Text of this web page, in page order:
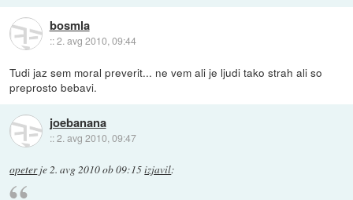
bosmla
::2. avg 2010, 09:44
Tudi jaz sem moral preverit... ne vem ali je ljudi tako strah ali so
preprosto bebavi.
joebanana
::2. avg 2010, 09:47
opeterje2. avg 2010 ob 09:15izjavil: